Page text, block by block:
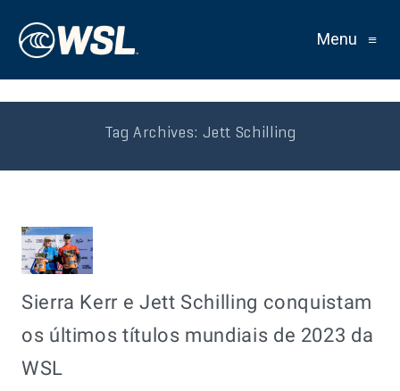
Menu ≡
Tag Archives: Jett Schilling
Sierra Kerr e Jett Schilling conquistam
os últimos títulos mundiais de 2023 da
WSL